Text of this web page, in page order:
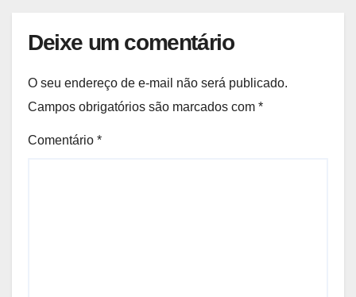
Deixe um comentário
O seu endereço de e-mail não será publicado.
Campos obrigatórios são marcados com *
Comentário *